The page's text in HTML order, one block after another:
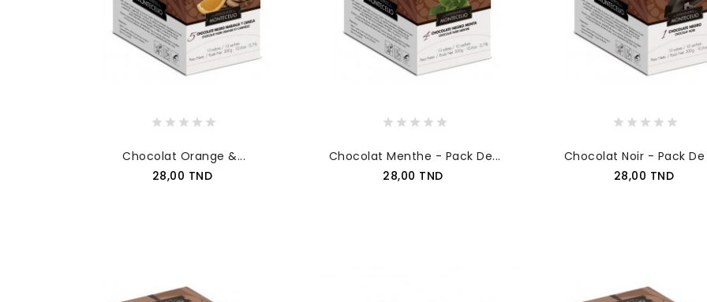
Chocolat Orange &...
Prix
28,00 TND
AJOUTER AU PANIER
Chocolat Menthe - Pack De...
Prix
28,00 TND
AJOUTER AU PANIER
Chocolat Noir - Pack De
Prix
28,00 TND
AJOUTER AU PANIER